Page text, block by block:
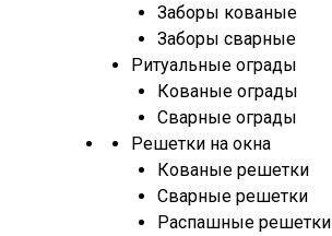
Заборы кованые
Заборы сварные
Ритуальные ограды
Кованые ограды
Сварные ограды
Решетки на окна
Кованые решетки
Сварные решетки
Распашные решетки